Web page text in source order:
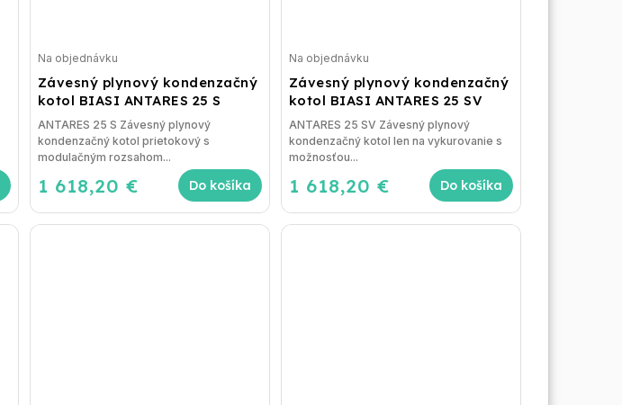
Závesný plynový kondenzačný
kotol BIASI ANTARES 25 S
Na objednávku
1 618,20 € Do košíka
ANTARES 25 S Závesný plynový
kondenzačný kotol prietokový s
modulačným rozsahom...
Závesný plynový kondenzačný
kotol BIASI ANTARES 25 SV
Na objednávku
1 618,20 € Do košíka
ANTARES 25 SV Závesný plynový
kondenzačný kotol len na vykurovanie s
možnosťou...